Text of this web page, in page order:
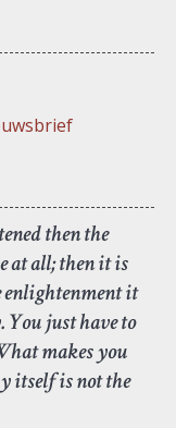
then the
at all; then it is
enlightenment it
just have to
makes you
itself is not the